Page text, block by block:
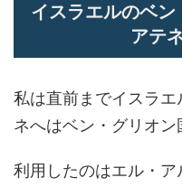
イスラエルのベ
アテ
私は直前までイスラ
ネへはベン・グリオン
利用したのはエル・